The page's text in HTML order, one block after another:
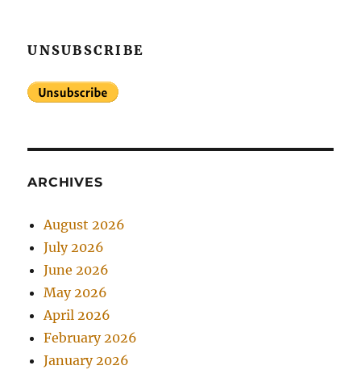
UNSUBSCRIBE
ARCHIVES
August 2026
July 2026
June 2026
May 2026
April 2026
February 2026
January 2026